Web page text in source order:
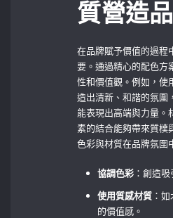
質營造
在品牌賦予價值的過程
要。通過精心的配色方
性和價值觀。例如，使
造出清新、和諧的氛圍
能表現出高端與力量。
素的結合能夠帶來質樸
色彩與材質在品牌氛圍
協調色彩 ：創造
使用質感材質 ：
的價值感。